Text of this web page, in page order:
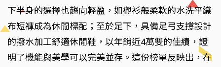
下半身的選擇也趨向輕盈，如襯衫般柔軟的水洗平織
布短褲成為休閒標配；至於足下，具備足弓支撐設計
的撥水加工舒適休閒鞋，以年銷近4萬雙的佳績，證
明了機能與美學可以完美並存。這份榜單反映出，在